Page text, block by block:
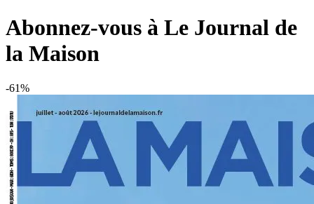
Abonnez-vous à Le Journal de
la Maison
-61%